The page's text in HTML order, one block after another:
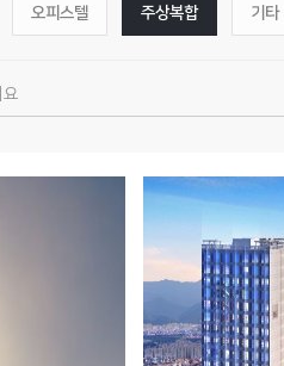
오피스텔 주상복합 기타